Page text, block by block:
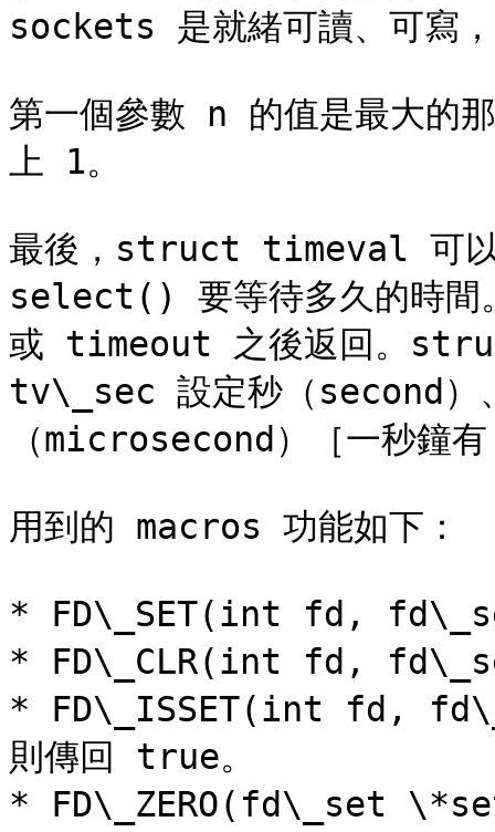
sockets 是就緒可讀、可寫
第一個參數 n 的值是最大
上 1。
最後，struct timeval 可以
select() 要等待多久的時
或 timeout 之後返回。
tv\_sec 設定秒（second
（microsecond）［一秒鐘
用到的 macros 功能如下：
* FD\_SET(int fd,
* FD\_CLR(int fd,
* FD\_ISSET(int fd,
則傳回 true。
* FD\_ZERO(fd\_set